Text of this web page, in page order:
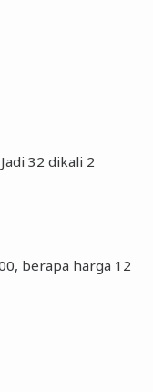
32 dikali 2
berapa harga 12